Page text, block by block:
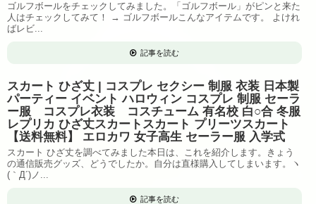
ゴルフボールをチェックしてみました。「ゴルフボール」がピンと来た
人はチェックしてみて！ → ゴルフボールこんなアイテムです。 よけれ
ばレビ...
記事を読む
スカート ひざ丈 | コスプレ セクシー 制服 衣装 日本製
パーティー イベント ハロウィン コスプレ 制服 セーラ
ー服 コスプレ衣装 コスチューム 有名校 白○合 冬服
レプリカ ひざ丈スカートスカート プリーツスカート
【送料無料】 エロカワ 女子高生 セーラー服 入学式
スカート ひざ丈を調べてみました本日は、これを紹介します。きょう
の通信販売グッズ、どうでしたか。自分は直様購入してしまいます。ヽ
(｀Д´)ノ...
記事を読む